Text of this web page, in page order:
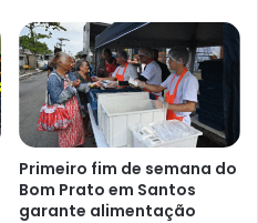
Primeiro fim de semana do
Bom Prato em Santos
garante alimentação